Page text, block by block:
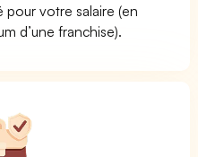
pour votre salaire (en
d’une franchise).